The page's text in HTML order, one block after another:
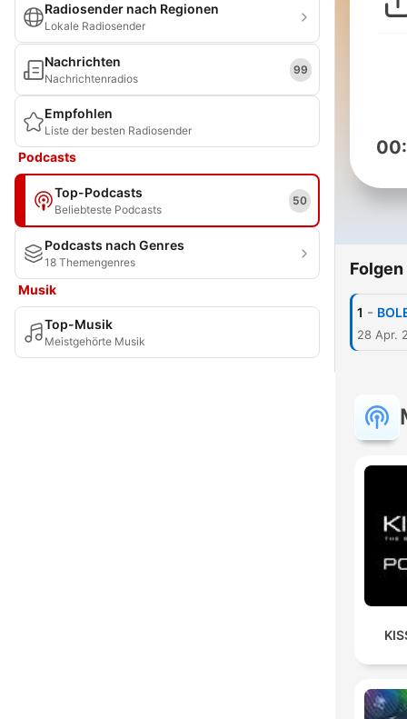
Radiosender nach Regionen
Lokale Radiosender
Nachrichten
Nachrichtenradios
99
Empfohlen
Liste der besten Radiosender
Podcasts
Top-Podcasts
Beliebteste Podcasts
50
Podcasts nach Genres
18 Themengenres
Musik
Top-Musik
Meistgehörte Musik
Folgen
1 -
28 Apr.